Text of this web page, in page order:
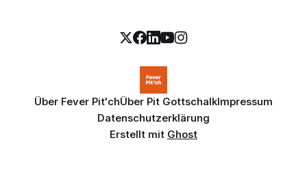
Über Fever Pit'chÜber Pit GottschalkImpressum
Datenschutzerklärung
Erstellt mit Ghost